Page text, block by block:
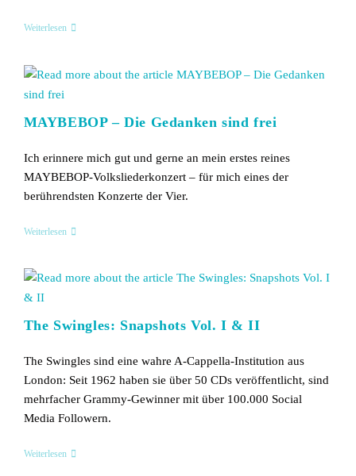
WeiterlesenONAIR:
MAYBEBOP – Die Gedanken sind frei
Ich erinnere mich gut und gerne an mein erstes reines
MAYBEBOP-Volksliederkonzert – für mich eines der
berührendsten Konzerte der Vier.
WeiterlesenMAYBEBOP
Sind
The Swingles: Snapshots Vol. I & II
The Swingles sind eine wahre A-Cappella-Institution aus
London: Seit 1962 haben sie über 50 CDs veröffentlicht, sind
mehrfacher Grammy-Gewinner mit über 100.000 Social
Media Followern.
WeiterlesenThe